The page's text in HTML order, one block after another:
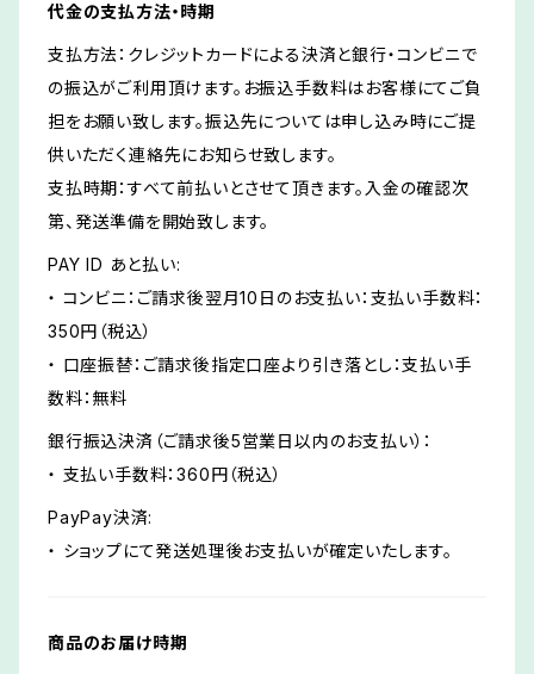
代金の支払方法・時期
支払方法：クレジットカードによる決済と銀行・コンビニで
の振込がご利用頂けます。お振込手数料はお客様にてご負
担をお願い致します。振込先については申し込み時にご提
供いただく連絡先にお知らせ致します。
支払時期：すべて前払いとさせて頂きます。入金の確認次
第、発送準備を開始致します。
PAY ID あと払い:
・ コンビニ：ご請求後翌月10日のお支払い：支払い手数料：
350円（税込）
・ 口座振替：ご請求後指定口座より引き落とし：支払い手
数料：無料
銀行振込決済（ご請求後5営業日以内のお支払い）：
・ 支払い手数料：360円（税込）
PayPay決済:
・ ショップにて発送処理後お支払いが確定いたします。
商品のお届け時期